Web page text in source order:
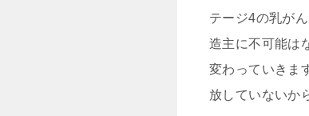
テージ4の乳が
造主に不可能は
変わっていきま
放していないか